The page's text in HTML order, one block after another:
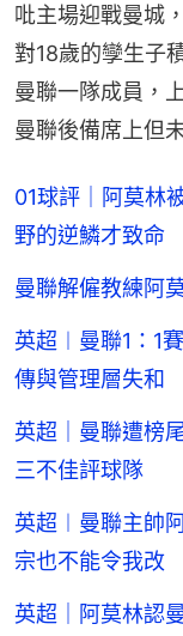
吡主場迎戰曼城
對18歲的孿生子
曼聯一隊成員，
曼聯後備席上但
01球評｜阿莫林
野的逆鱗才致命
曼聯解僱教練阿
英超︱曼聯1：
傳與管理層失和
英超｜曼聯遭
三不佳評球隊
英超︱曼聯主帥
宗也不能令我改
英超｜阿莫林認